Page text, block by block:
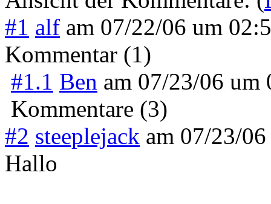
#1 alf am 07/22/06 um
Kommentar (1)
#1.1 Ben am 07/23/06 um
Kommentare (3)
#2 steeplejack am 07/23/
Hallo